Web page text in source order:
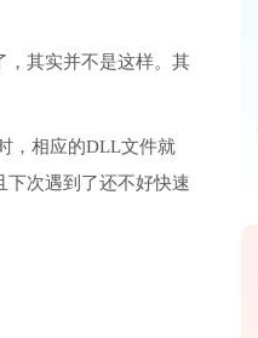
，其实并不是这样。其
，相应的DLL文件就
下次遇到了还不好快速